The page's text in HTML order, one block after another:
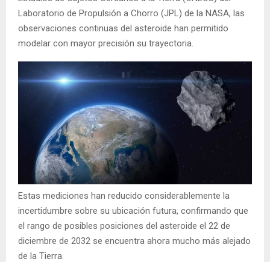
Laboratorio de Propulsión a Chorro (JPL) de la NASA, las
observaciones continuas del asteroide han permitido
modelar con mayor precisión su trayectoria.
Estas mediciones han reducido considerablemente la
incertidumbre sobre su ubicación futura, confirmando que
el rango de posibles posiciones del asteroide el 22 de
diciembre de 2032 se encuentra ahora mucho más alejado
de la Tierra.